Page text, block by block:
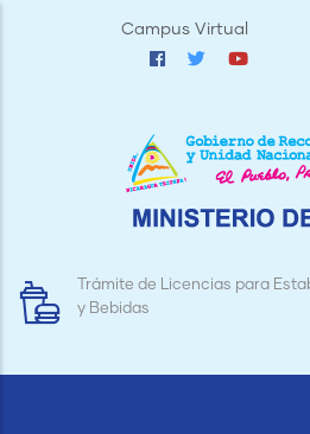
Campus Virtual
Trámite de Licencias para
y Bebidas